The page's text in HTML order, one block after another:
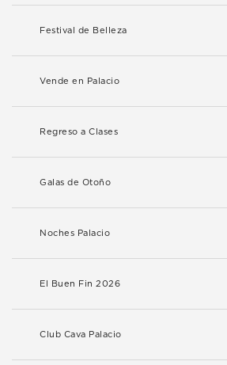
Festival de Belleza
Vende en Palacio
Regreso a Clases
Galas de Otoño
Noches Palacio
El Buen Fin 2026
Club Cava Palacio